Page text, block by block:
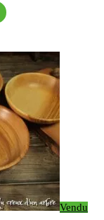
à
24.00€
Ce
plusieurs
variations.
Les
options
peuvent
être
choisies
sur
la
Vendu